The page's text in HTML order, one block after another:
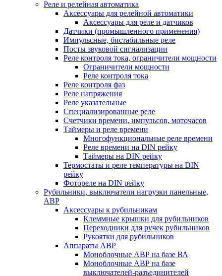
Реле и релейная автоматика
Аксессуары для релейной автоматики
Аксессуары для реле и датчиков
Датчики (промышленного применения)
Импульсные, бистабильные реле
Посты звуковой сигнализации
Реле контроля тока, ограничители мощности
Ограничители мощности
Реле контроля тока
Реле контроля фаз
Реле напряжения
Реле указательные
Специализированные реле
Счетчики времени, импульсов, моточасов
Таймеры и реле времени
Многофункциональные реле времени
Реле времени на DIN рейку
Таймеры на DIN рейку
Термостаты и реле температуры на DIN
рейку
Фотореле на DIN рейку
Рубильники, выключатели нагрузки панельные,
АВР
Аксессуары к рубильникам
Клеммные крышки для рубильников
Переходники для ручек рубильников
Рукоятки для рубильников
Аппараты АВР
Моноблочные АВР на базе ВА
Моноблочные АВР на базе
выключателей-разъединителей